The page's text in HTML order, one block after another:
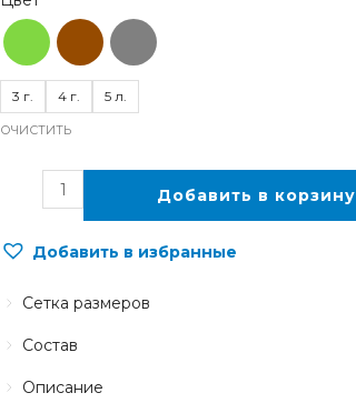
3 г. 4 г. 5 л.
ОЧИСТИТЬ
Добавить в корзину
Добавить в избранные
Описание
Состав
Сетка размеров